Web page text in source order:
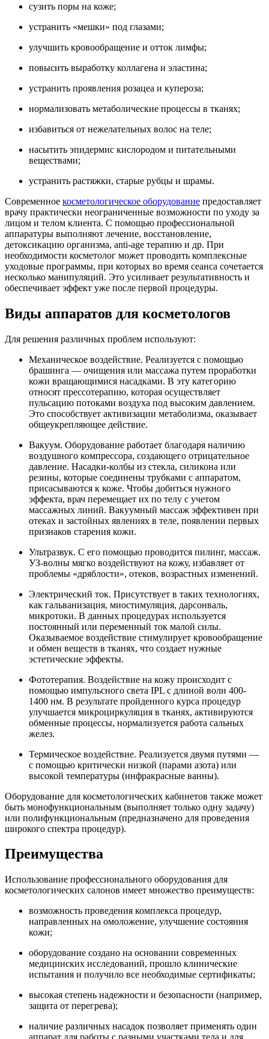
сузить поры на коже;
устранить «мешки» под глазами;
улучшить кровообращение и отток лимфы;
повысить выработку коллагена и эластина;
устранить проявления розацеа и купероза;
нормализовать метаболические процессы в тканях;
избавиться от нежелательных волос на теле;
насытить эпидермис кислородом и питательными
веществами;
устранить растяжки, старые рубцы и шрамы.
Современное косметологическое оборудование предоставляет
врачу практически неограниченные возможности по уходу за
лицом и телом клиента. С помощью профессиональной
аппаратуры выполняют лечение, восстановление,
детоксикацию организма, аnti-age терапию и др. При
необходимости косметолог может проводить комплексные
уходовые программы, при которых во время сеанса сочетается
несколько манипуляций. Это усиливает результативность и
обеспечивает эффект уже после первой процедуры.
Виды аппаратов для косметологов
Для решения различных проблем используют:
Механическое воздействие. Реализуется с помощью
брашинга — очищения или массажа путем проработки
кожи вращающимися насадками. В эту категорию
относят прессотерапию, которая осуществляет
пульсацию потоками воздуха под высоким давлением.
Это способствует активизации метаболизма, оказывает
общеукрепляющее действие.
Вакуум. Оборудование работает благодаря наличию
воздушного компрессора, создающего отрицательное
давление. Насадки-колбы из стекла, силикона или
резины, которые соединены трубками с аппаратом,
присасываются к коже. Чтобы добиться нужного
эффекта, врач перемещает их по телу с учетом
массажных линий. Вакуумный массаж эффективен при
отеках и застойных явлениях в теле, появлении первых
признаков старения кожи.
Ультразвук. С его помощью проводится пилинг, массаж.
УЗ-волны мягко воздействуют на кожу, избавляет от
проблемы «дряблости», отеков, возрастных изменений.
Электрический ток. Присутствует в таких технологиях,
как гальванизация, миостимуляция, дарсонваль,
микротоки. В данных процедурах используется
постоянный или переменный ток малой силы.
Оказываемое воздействие стимулирует кровообращение
и обмен веществ в тканях, что создает нужные
эстетические эффекты.
Фототерапия. Воздействие на кожу происходит с
помощью импульсного света IPL с длиной волн 400-
1400 нм. В результате пройденного курса процедур
улучшается микроциркуляция в тканях, активируются
обменные процессы, нормализуется работа сальных
желез.
Термическое воздействие. Реализуется двумя путями —
с помощью критически низкой (парами азота) или
высокой температуры (инфракрасные ванны).
Оборудование для косметологических кабинетов также может
быть монофункциональным (выполняет только одну задачу)
или полифункциональным (предназначено для проведения
широкого спектра процедур).
Преимущества
Использование профессионального оборудования для
косметологических салонов имеет множество преимуществ:
возможность проведения комплекса процедур,
направленных на омоложение, улучшение состояния
кожи;
оборудование создано на основании современных
медицинских исследований, прошло клинические
испытания и получило все необходимые сертификаты;
высокая степень надежности и безопасности (например,
защита от перегрева);
наличие различных насадок позволяет применять один